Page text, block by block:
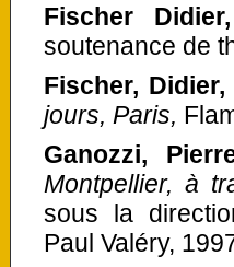
Fischer Didier,
soutenance de
Fischer, Didier,
jours, Paris,
Ganozzi,
Montpellier, à
sous la
Paul Valéry,